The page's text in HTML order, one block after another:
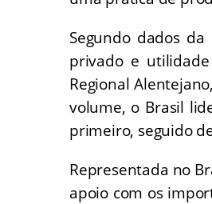
Segundo dados da
privado e
Regional
volume, o Brasil
primeiro, seguido
Representada no
apoio com os